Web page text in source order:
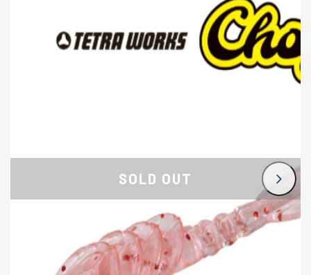
かなり使用感が
※ルアー、エギ、雑品、そ
認ください。
SOLD OUT